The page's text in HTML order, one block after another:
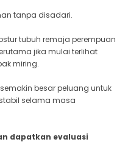
tanpa disadari.
tubuh remaja perempuan
jika mulai terlihat
miring.
besar peluang untuk
selama masa
dapatkan evaluasi